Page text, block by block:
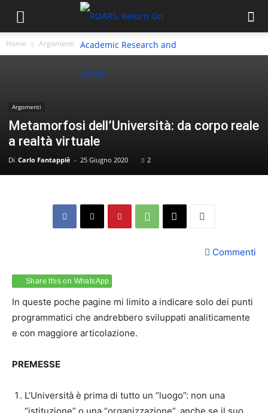
Home Argomenti
Argomenti
Metamorfosi dell’Università: da corpo reale
a realtà virtuale
Di Carlo Fantappiè - 25 Giugno 2020 2
Commenti
Share this on WhatsApp
In queste poche pagine mi limito a indicare solo dei punti
programmatici che andrebbero sviluppati analiticamente
e con maggiore articolazione.
PREMESSE
L’Università è prima di tutto un “luogo”: non una